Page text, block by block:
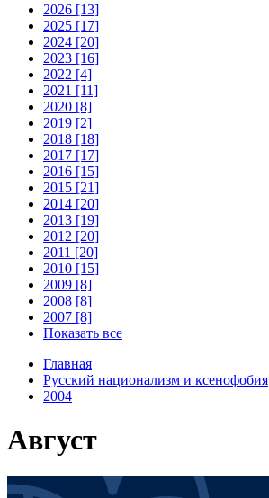
2026 [13]
2025 [17]
2024 [20]
2023 [16]
2022 [4]
2021 [11]
2020 [8]
2019 [2]
2018 [18]
2017 [17]
2016 [15]
2015 [21]
2014 [20]
2013 [19]
2012 [20]
2011 [20]
2010 [15]
2009 [8]
2008 [8]
2007 [8]
Показать все
Главная
Русский национализм и ксенофобия
2004
Август